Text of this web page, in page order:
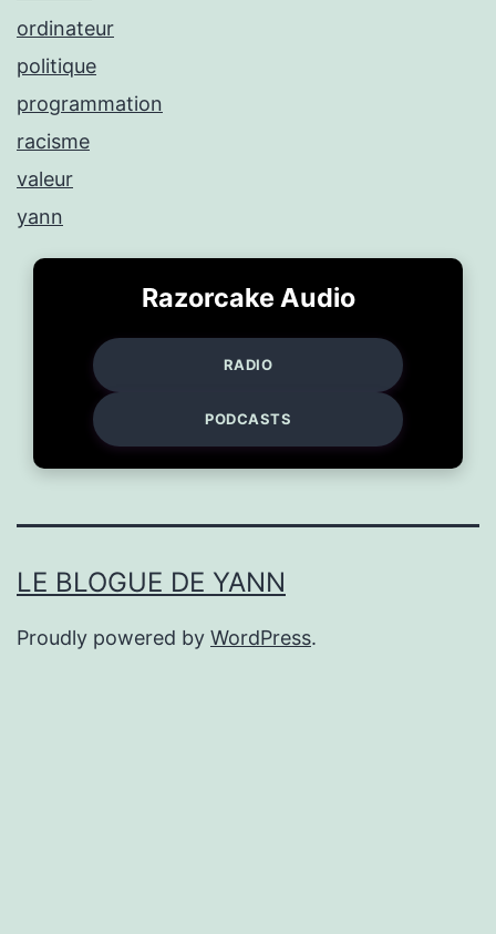
ordinateur
politique
programmation
racisme
valeur
yann
Razorcake Audio
RADIO
PODCASTS
LE BLOGUE DE YANN
Proudly powered by WordPress.